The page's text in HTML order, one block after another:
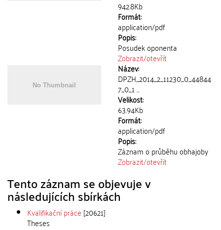
942.8Kb
Formát:
application/pdf
Popis:
Posudek oponenta
Zobrazit/otevřít
Název:
DPZH_2014_2_11230_0_44844
7_0_1 ...
Velikost:
63.94Kb
Formát:
application/pdf
Popis:
Záznam o průběhu obhajoby
Zobrazit/otevřít
Tento záznam se objevuje v
následujících sbírkách
Kvalifikační práce [20621]
Theses